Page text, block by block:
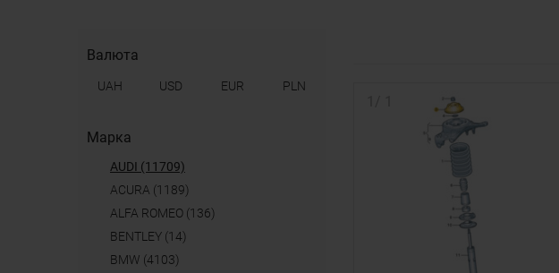
Валюта
UAH USD EUR PLN
Марка
AUDI (11709)
ACURA (1189)
ALFA ROMEO (136)
BENTLEY (14)
BMW (4103)